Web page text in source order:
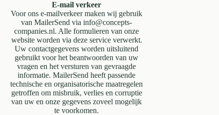
E-mail verkeer
Voor ons e-mailverkeer maken wij gebruik
van MailerSend via info@concepts-
companies.nl. Alle formulieren van onze
website worden via deze service verwerkt.
Uw contactgegevens worden uitsluitend
gebruikt voor het beantwoorden van uw
vragen en het versturen van gevraagde
informatie. MailerSend heeft passende
technische en organisatorische maatregelen
getroffen om misbruik, verlies en corruptie
van uw en onze gegevens zoveel mogelijk
te voorkomen.